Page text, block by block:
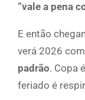
“vale a pena
E então
verá 2026
padrão. Copa
feriado é